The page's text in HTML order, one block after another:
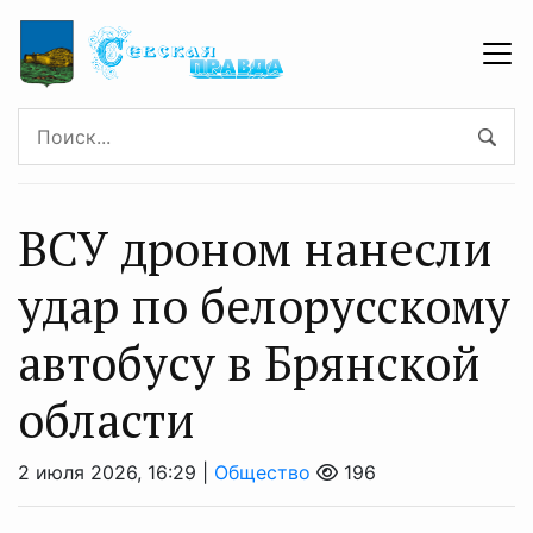
ВСУ дроном нанесли
удар по белорусскому
автобусу в Брянской
области
2 июля 2026, 16:29 | Общество 196